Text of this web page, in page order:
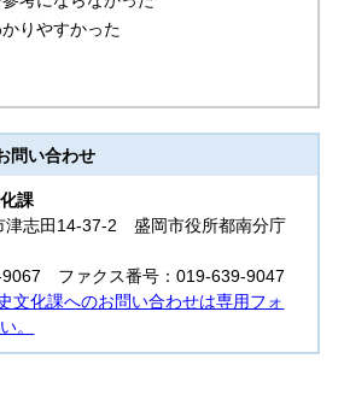
りやすかった
問い合わせ
課
志田14-37-2 盛岡市役所都南分庁
9067 ファクス番号：019-639-9047
化課へのお問い合わせは専用フォ
。